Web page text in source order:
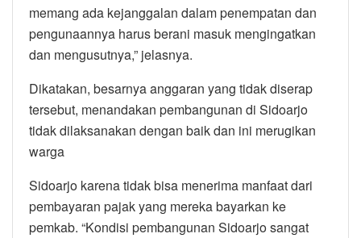
memang ada kejanggalan dalam penempatan dan
pengunaannya harus berani masuk mengingatkan
dan mengusutnya,” jelasnya.
Dikatakan, besarnya anggaran yang tidak diserap
tersebut, menandakan pembangunan di Sidoarjo
tidak dilaksanakan dengan baik dan ini merugikan
warga
Sidoarjo karena tidak bisa menerima manfaat dari
pembayaran pajak yang mereka bayarkan ke
pemkab. “Kondisi pembangunan Sidoarjo sangat